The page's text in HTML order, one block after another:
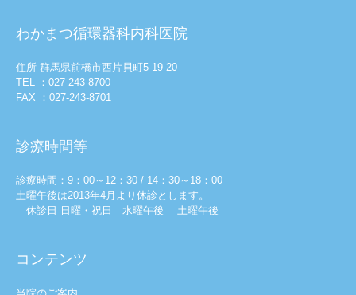
わかまつ循環器科内科医院
住所 群馬県前橋市西片貝町5-19-20
TEL ：027-243-8700
FAX ：027-243-8701
診療時間等
診療時間：9：00～12：30 / 14：30～18：00
土曜午後は2013年4月より休診とします。
休診日 日曜・祝日 水曜午後 土曜午後
コンテンツ